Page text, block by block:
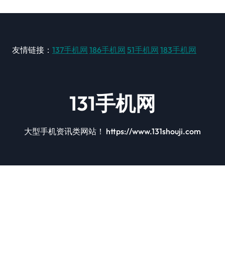
友情链接： 137手机网 186手机网 51手机网 183手机网
131手机网
大型手机资讯类网站！ https://www.131shouji.com